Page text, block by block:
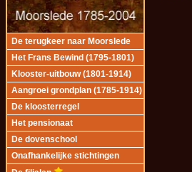
De terugkeer naar Moorslede
Het Frans Bewind (1795-1801)
Klooster-uitbouw (1801-1914)
Aangroei grondplan (1785-1914)
De kloosterregel
Het pensionaat
De dovenschool
Onafhankelijke stichtingen